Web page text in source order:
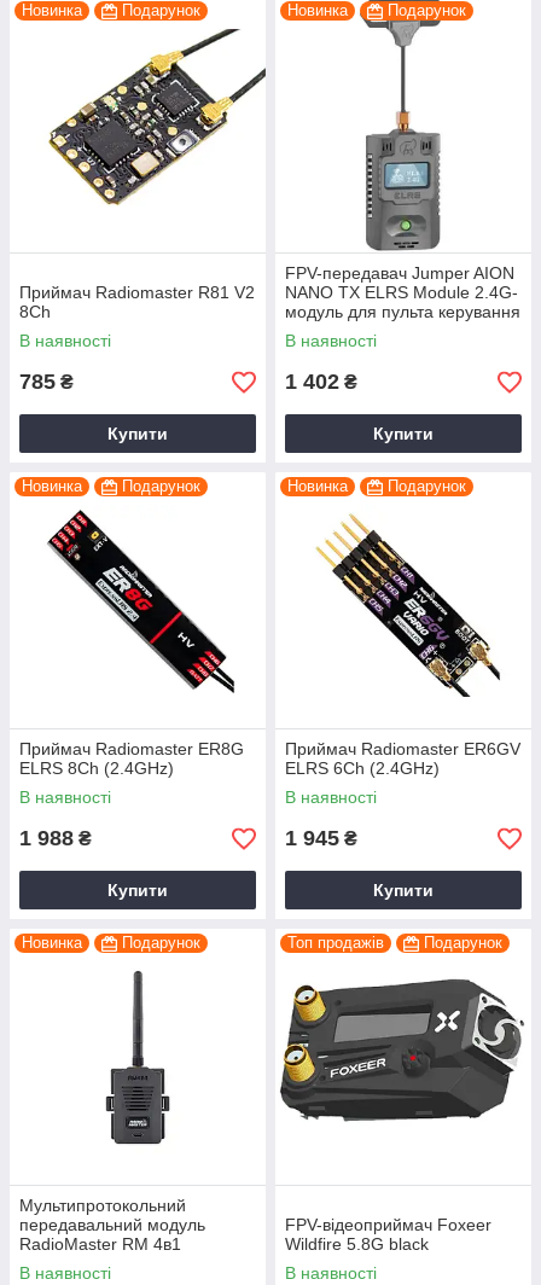
Новинка Подарунок
Приймач Radiomaster R81 V2
8Ch
В наявності
785 ₴
Купити
Новинка Подарунок
FPV-передавач Jumper AION
NANO TX ELRS Module 2.4G-
модуль для пульта керування
коптером дроном
В наявності
1 402 ₴
Купити
Новинка Подарунок
Приймач Radiomaster ER8G
ELRS 8Ch (2.4GHz)
В наявності
1 988 ₴
Купити
Новинка Подарунок
Приймач Radiomaster ER6GV
ELRS 6Ch (2.4GHz)
В наявності
1 945 ₴
Купити
Новинка Подарунок
Мультипротокольний
передавальний модуль
RadioMaster RM 4в1
Nano/Micro TX
В наявності
Топ продажів Подарунок
FPV-відеоприймач Foxeer
Wildfire 5.8G black
В наявності